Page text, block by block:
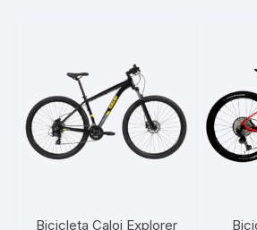
Bicicleta Caloi Explorer